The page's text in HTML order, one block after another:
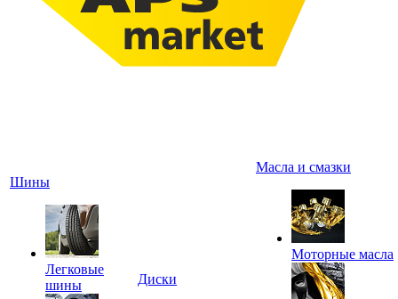
Шины
Легковые
шины
Диски
Масла и смазки
Моторные масла